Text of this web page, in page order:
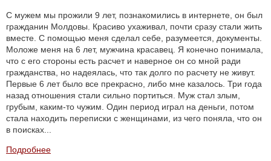
С мужем мы прожили 9 лет, познакомились в интернете, он был
гражданин Молдовы. Красиво ухаживал, почти сразу стали жить
вместе. С помощью меня сделал себе, разумеется, документы.
Моложе меня на 6 лет, мужчина красавец. Я конечно понимала,
что с его стороны есть расчет и наверное он со мной ради
гражданства, но надеялась, что так долго по расчету не живут.
Первые 6 лет было все прекрасно, либо мне казалось. Три года
назад отношения стали сильно портиться. Муж стал злым,
грубым, каким-то чужим. Один период играл на деньги, потом
стала находить переписки с женщинами, из чего поняла, что он
в поисках...
Подробнее